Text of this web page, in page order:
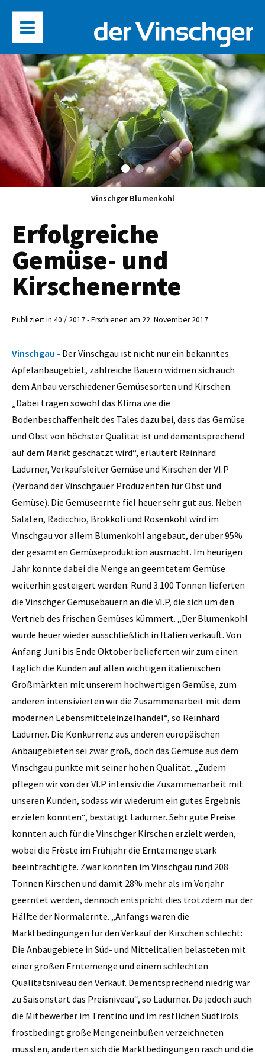
Vinschger Blumenkohl
Erfolgreiche
Gemüse- und
Kirschenernte
Publiziert in 40 / 2017 - Erschienen am 22. November 2017
Vinschgau - Der Vinschgau ist nicht nur ein bekanntes
Apfelanbaugebiet, zahlreiche Bauern widmen sich auch
dem Anbau verschiedener Gemüsesorten und Kirschen.
„Dabei tragen sowohl das Klima wie die
Bodenbeschaffenheit des Tales dazu bei, dass das Gemüse
und Obst von höchster Qualität ist und dementsprechend
auf dem Markt geschätzt wird“, erläutert Rainhard
Ladurner, Verkaufsleiter Gemüse und Kirschen der VI.P
(Verband der Vinschgauer Produzenten für Obst und
Gemüse). Die Gemüseernte fiel heuer sehr gut aus. Neben
Salaten, Radicchio, Brokkoli und Rosenkohl wird im
Vinschgau vor allem Blumenkohl angebaut, der über 95%
der gesamten Gemüseproduktion ausmacht. Im heurigen
Jahr konnte dabei die Menge an geerntetem Gemüse
weiterhin gesteigert werden: Rund 3.100 Tonnen lieferten
die Vinschger Gemüsebauern an die VI.P, die sich um den
Vertrieb des frischen Gemüses kümmert. „Der Blumenkohl
wurde heuer wieder ausschließlich in Italien verkauft. Von
Anfang Juni bis Ende Oktober belieferten wir zum einen
täglich die Kunden auf allen wichtigen italienischen
Großmärkten mit unserem hochwertigen Gemüse, zum
anderen intensivierten wir die Zusammenarbeit mit dem
modernen Lebensmitteleinzelhandel“, so Reinhard
Ladurner. Die Konkurrenz aus anderen europäischen
Anbaugebieten sei zwar groß, doch das Gemüse aus dem
Vinschgau punkte mit seiner hohen Qualität. „Zudem
pflegen wir von der VI.P intensiv die Zusammenarbeit mit
unseren Kunden, sodass wir wiederum ein gutes Ergebnis
erzielen konnten“, bestätigt Ladurner. Sehr gute Preise
konnten auch für die Vinschger Kirschen erzielt werden,
wobei die Fröste im Frühjahr die Erntemenge stark
beeinträchtigte. Zwar konnten im Vinschgau rund 208
Tonnen Kirschen und damit 28% mehr als im Vorjahr
geerntet werden, dennoch entspricht dies trotzdem nur der
Hälfte der Normalernte. „Anfangs waren die
Marktbedingungen für den Verkauf der Kirschen schlecht:
Die Anbaugebiete in Süd- und Mittelitalien belasteten mit
einer großen Erntemenge und einem schlechten
Qualitätsniveau den Verkauf. Dementsprechend niedrig war
zu Saisonstart das Preisniveau“, so Ladurner. Da jedoch auch
die Mitbewerber im Trentino und im restlichen Südtirols
frostbedingt große Mengeneinbußen verzeichneten
mussten, änderten sich die Marktbedingungen rasch und die